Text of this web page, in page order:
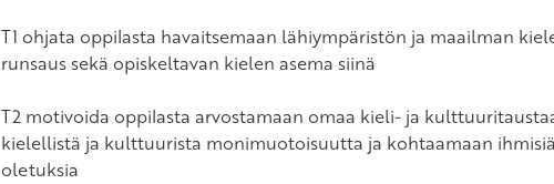
T1 ohjata oppilasta havaitsemaan lähiympäristön ja maailman
runsaus sekä opiskeltavan kielen asema siinä
T2 motivoida oppilasta arvostamaan omaa kieli- ja
kielellistä ja kulttuurista monimuotoisuutta ja kohtaamaan
oletuksia